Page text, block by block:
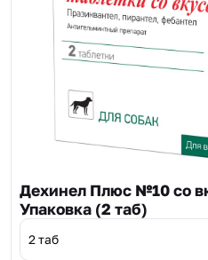
Дехинел Плюс №10 со
Упаковка (2 таб)
2 таб